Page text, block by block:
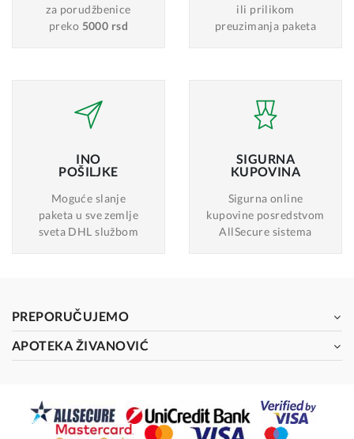
za porudžbenice
preko 5000 rsd
ili prilikom
preuzimanja paketa
INO
POŠILJKE
Moguće slanje
paketa u sve zemlje
sveta DHL službom
SIGURNA
KUPOVINA
Sigurna online
kupovine posredstvom
AllSecure sistema
PREPORUČUJEMO
APOTEKA ŽIVANOVIĆ